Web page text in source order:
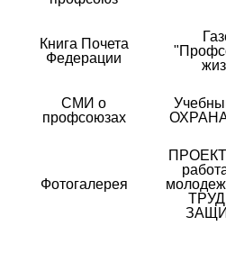
Книга Почета
Федерации
СМИ о
профсоюзах
Фотогалерея